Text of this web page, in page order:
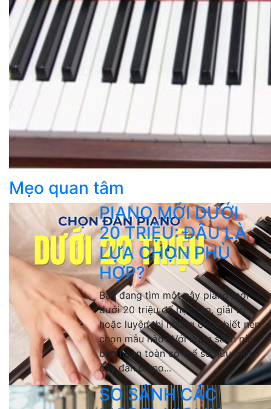
Mẹo quan tâm
PIANO MỚI DƯỚI
20 TRIỆU: ĐÂU LÀ
LỰA CHỌN PHÙ
HỢP?
Bạn đang tìm một cây piano mới
dưới 20 triệu để học tập, giải trí
hoặc luyện thi nhưng chưa biết nên
chọn mẫu nào? Với ngân sách này,
bạn hoàn toàn có thể sở hữu một
cây đàn piano...
SO SÁNH CÁC